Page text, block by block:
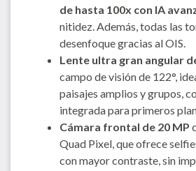
de hasta 100x con IA
nitidez. Además, todas las
desenfoque gracias al OIS.
Lente ultra gran angular
campo de visión de 122°,
paisajes amplios y grupos,
integrada para primeros
Cámara frontal de 20 MP
Quad Pixel, que ofrece
con mayor contraste, sin